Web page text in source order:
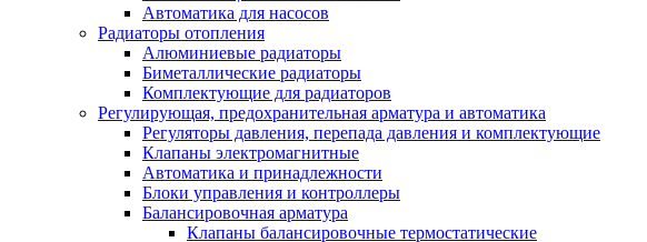
Автоматика для насосов
Радиаторы отопления
Алюминиевые радиаторы
Биметаллические радиаторы
Комплектующие для радиаторов
Регулирующая, предохранительная арматура и автоматика
Регуляторы давления, перепада давления и комплектующие
Клапаны электромагнитные
Автоматика и принадлежности
Блоки управления и контроллеры
Балансировочная арматура
Клапаны балансировочные термостатические